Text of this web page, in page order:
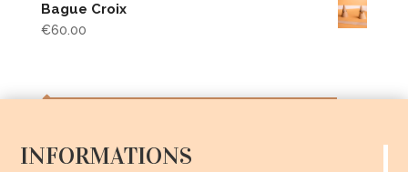
Bague Croix
€60.00
INFORMATIONS